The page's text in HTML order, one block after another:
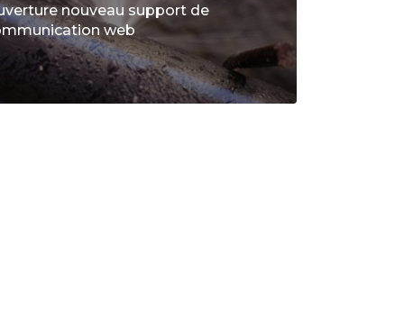
nouveau support de
web